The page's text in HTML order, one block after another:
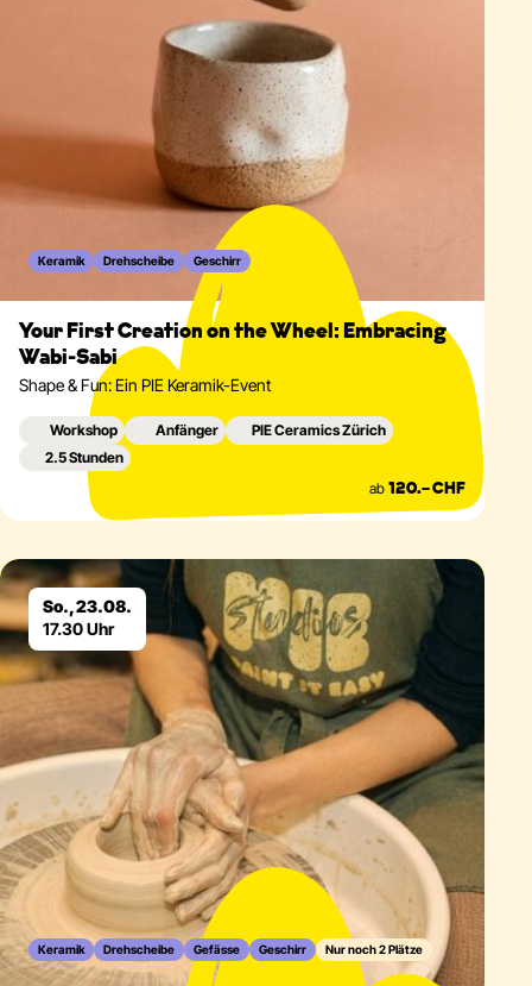
Keramik Drehscheibe Geschirr
Your First Creation on the Wheel: Embracing
Wabi-Sabi
Shape & Fun: Ein PIE Keramik-Event
Workshop Anfänger
PIE Ceramics Zürich
2.5 Stunden
ab 120.– CHF
So., 23.08.
17.30 Uhr
Keramik Drehscheibe Gefässe Geschirr Nur noch 2 Plätze
Eventdetails